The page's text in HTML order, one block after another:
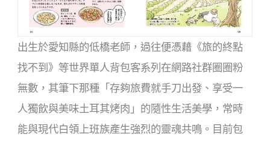
出生於愛知縣的低橋老師，過往便憑藉《旅的終點
找不到》等世界單人背包客系列在網路社群圈圈粉
無數，其筆下那種「存夠旅費就手刀出發、享受一
人獨飲與美味土耳其烤肉」的隨性生活美學，常時
能與現代白領上班族產生強烈的靈魂共鳴。目前包